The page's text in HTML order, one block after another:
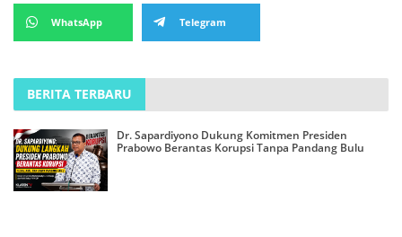
WhatsApp Telegram
BERITA TERBARU
Dr. Sapardiyono Dukung Komitmen Presiden
Prabowo Berantas Korupsi Tanpa Pandang Bulu